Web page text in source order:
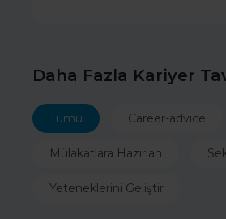
Daha Fazla Kariyer
Tümü Career-advice
Mülakatlara Hazırlan
Yeteneklerini Geliştir